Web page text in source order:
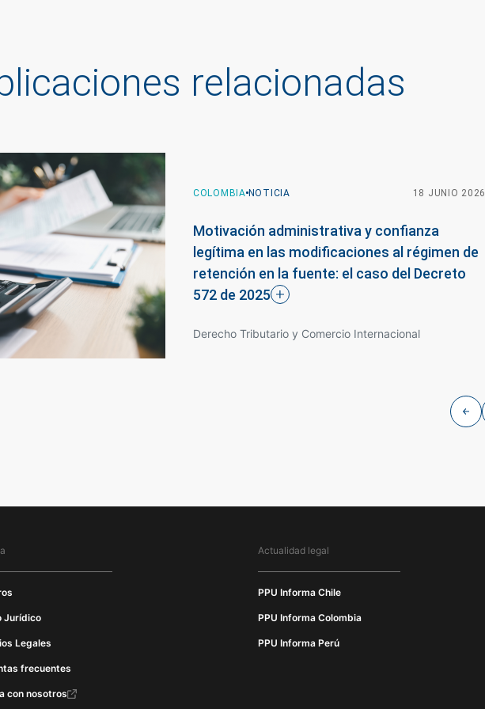
relacionadas
COLOMBIA NOTICIA 18 JUNIO 2026
Motivación administrativa y confianza
legítima en las modificaciones al régimen de
retención en la fuente: el caso del Decreto
572 de 2025
Derecho Tributario y Comercio Internacional
Impuesto al patrimonio: ¿seguridad jurídica y
confianza? El verdadero costo del
impuesto
Davivienda integra las operaciones de
Scotiabank en Colombia, Panamá y Costa
Rica
Jurídico
Legales
frecuentes
con nosotros
Actualidad legal
PPU Informa Chile
PPU Informa Colombia
PPU Informa Perú